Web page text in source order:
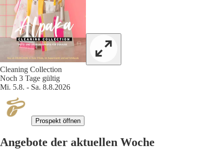
Cleaning Collection
Noch 3 Tage gültig
Mi. 5.8. - Sa. 8.8.2026
Prospekt öffnen
Angebote der aktuellen Woche